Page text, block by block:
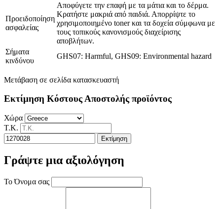
Προειδοποίηση
ασφαλείας
Αποφύγετε την επαφή με τα μάτια και το δέρμα.
Κρατήστε μακριά από παιδιά. Απορρίψτε το
χρησιμοποιημένο toner και τα δοχεία σύμφωνα με
τους τοπικούς κανονισμούς διαχείρισης
αποβλήτων.
Σήματα
κινδύνου
GHS07: Harmful, GHS09: Environmental hazard
Μετάβαση σε σελίδα κατασκευαστή
Εκτίμηση Κόστους Αποστολής προϊόντος
Χώρα
Τ.Κ.
Εκτίμηση
Γράψτε μια αξιολόγηση
Το Όνομα σας